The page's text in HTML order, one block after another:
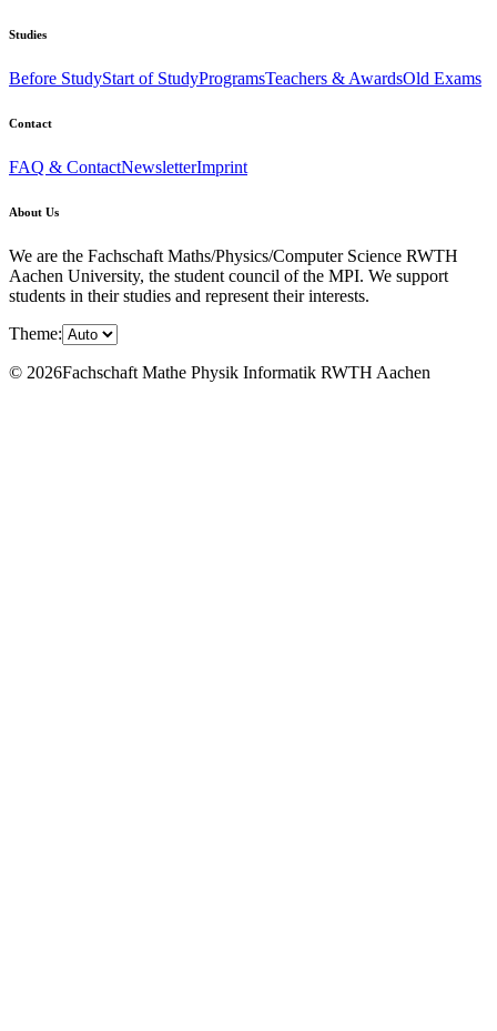
Studies
Before StudyStart of StudyProgramsTeachers & AwardsOld Exams
Contact
FAQ & ContactNewsletterImprint
About Us
We are the Fachschaft Maths/Physics/Computer Science RWTH
Aachen University, the student council of the MPI. We support
students in their studies and represent their interests.
Theme:
© 2026Fachschaft Mathe Physik Informatik RWTH Aachen